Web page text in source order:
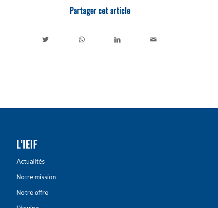
Partager cet article
L’IEIF
Actualités
Notre mission
Notre offre